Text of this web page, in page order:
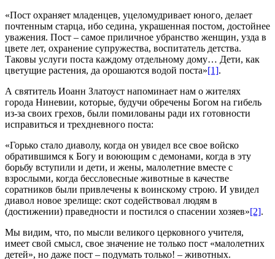
«Пост охраняет младенцев, уцеломудривает юного, делает
почтенным старца, ибо седина, украшенная постом, достойнее
уважения. Пост – самое приличное убранство женщин, узда в
цвете лет, охранение супружества, воспитатель детства.
Таковы услуги поста каждому отдельному дому… Дети, как
цветущие растения, да орошаются водой поста»[1].
А святитель Иоанн Златоуст напоминает нам о жителях
города Ниневии, которые, будучи обречены Богом на гибель
из-за своих грехов, были помилованы ради их готовности
исправиться и трехдневного поста:
«Горько стало диаволу, когда он увидел все свое войско
обратившимся к Богу и воюющим с демонами, когда в эту
борьбу вступили и дети, и жены, малолетние вместе с
взрослыми, когда бессловесные животные в качестве
соратников были привлечены к воинскому строю. И увидел
диавол новое зрелище: скот содействовал людям в
(достижении) праведности и постился о спасении хозяев»[2].
Мы видим, что, по мысли великого церковного учителя,
имеет свой смысл, свое значение не только пост «малолетних
детей», но даже пост – подумать только! – животных.